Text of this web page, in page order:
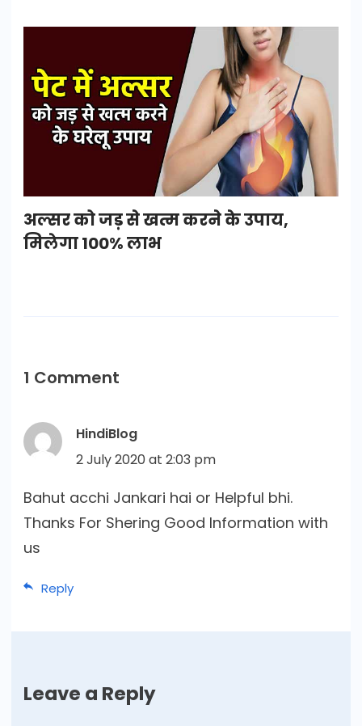
अल्सर को जड़ से खत्म करने के उपाय,
मिलेगा 100% लाभ
1 Comment
HindiBlog
2 July 2020 at 2:03 pm
Bahut acchi Jankari hai or Helpful bhi.
Thanks For Shering Good Information with
us
Reply
Leave a Reply